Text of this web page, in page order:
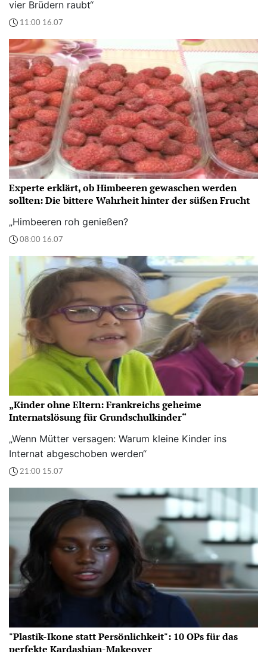
vier Brüdern raubt“
11:00 16.07
Experte erklärt, ob Himbeeren gewaschen werden
sollten: Die bittere Wahrheit hinter der süßen Frucht
„Himbeeren roh genießen?
08:00 16.07
„Kinder ohne Eltern: Frankreichs geheime
Internatslösung für Grundschulkinder“
„Wenn Mütter versagen: Warum kleine Kinder ins
Internat abgeschoben werden“
21:00 15.07
"Plastik-Ikone statt Persönlichkeit": 10 OPs für das
perfekte Kardashian-Makeover